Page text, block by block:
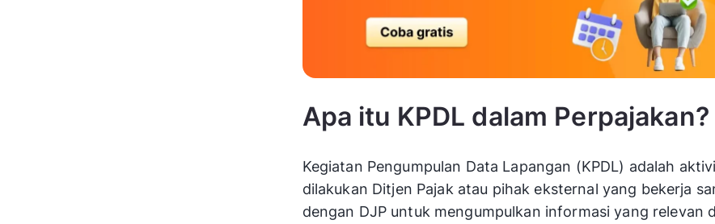
Apa itu KPDL dalam Perpajakan?
Kegiatan Pengumpulan Data Lapangan (KPDL) adalah
dilakukan Ditjen Pajak atau pihak eksternal yang bekerja
dengan DJP untuk mengumpulkan informasi yang relevan